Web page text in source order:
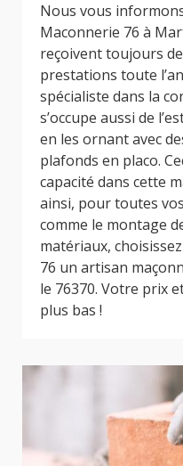
Nous vous
Maconnerie 76 à
reçoivent toujours
prestations toute
spécialiste dans la
s’occupe aussi de
en les ornant avec
plafonds en placo.
capacité dans cette
ainsi, pour toutes
comme le montage
matériaux,
76 un artisan
le 76370. Votre prix
plus bas !